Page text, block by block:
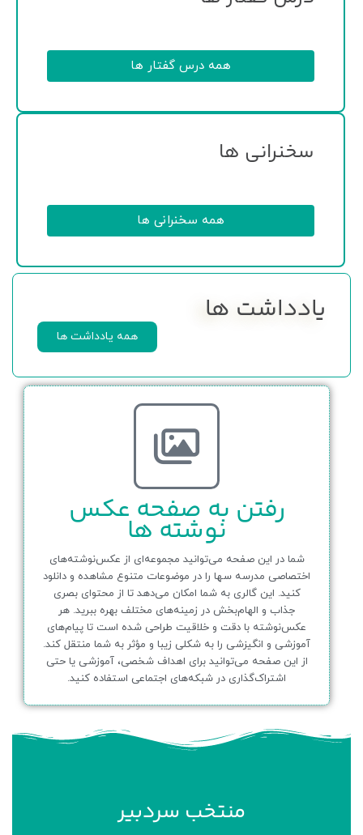
همه درس گفتار ها
سخنرانی ها
همه سخنرانی ها
یادداشت ها
همه یادداشت ها
رفتن به صفحه عکس
نوشته ها
شما در این صفحه می‌توانید مجموعه‌ای از عکس‌نوشته‌های
اختصاصی مدرسه سها را در موضوعات متنوع مشاهده و دانلود
کنید. این گالری به شما امکان می‌دهد تا از محتوای بصری
جذاب و الهام‌بخش در زمینه‌های مختلف بهره ببرید. هر
عکس‌نوشته با دقت و خلاقیت طراحی شده است تا پیام‌های
آموزشی و انگیزشی را به شکلی زیبا و مؤثر به شما منتقل کند.
از این صفحه می‌توانید برای اهداف شخصی، آموزشی یا حتی
اشتراک‌گذاری در شبکه‌های اجتماعی استفاده کنید.
منتخب سردبیر